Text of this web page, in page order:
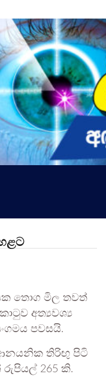
තොග මිල තවත්
අත්‍යවශ්‍ය
පවසයි.
ආනයනික තිරිඟු පිටි
265 කි.